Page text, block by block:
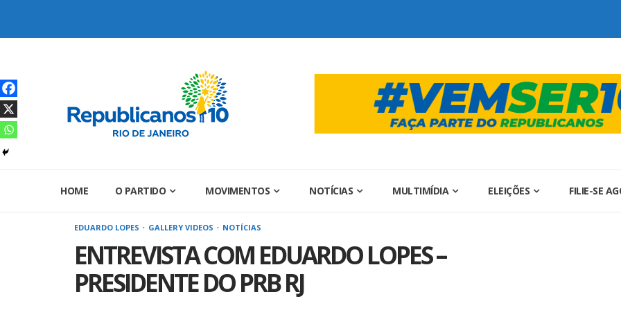
HOME O PARTIDO MOVIMENTOS NOTÍCIAS MULTIMÍDIA ELEIÇÕES FILIE-SE
EDUARDO LOPES GALLERY VIDEOS NOTÍCIAS
ENTREVISTA COM EDUARDO LOPES –
PRESIDENTE DO PRB RJ